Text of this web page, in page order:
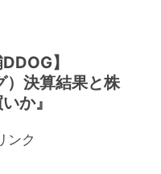
】
決算結果と株
か』
ンク